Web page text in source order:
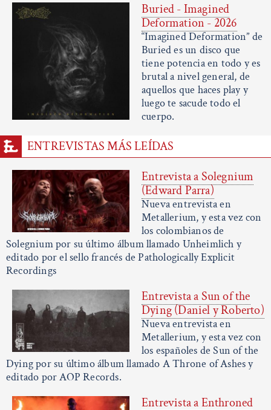
Buried - Imagined
Deformation - 2026
“Imagined Deformation” de
Buried es un disco que
tiene potencia en todo y es
brutal a nivel general, de
aquellos que haces play y
luego te sacude todo el
cuerpo.
ENTREVISTAS MÁS LEÍDAS
Entrevista a Solegnium
(Edward Parra)
Nueva entrevista en
Metallerium, y esta vez con
los colombianos de
Solegnium por su último álbum llamado Unheimlich y
editado por el sello francés de Pathologically Explicit
Recordings
Entrevista a Sun of the
Dying (Daniel y Roberto)
Nueva entrevista en
Metallerium, y esta vez con
los españoles de Sun of the
Dying por su último álbum llamado A Throne of Ashes y
editado por AOP Records.
Entrevista a Enthroned